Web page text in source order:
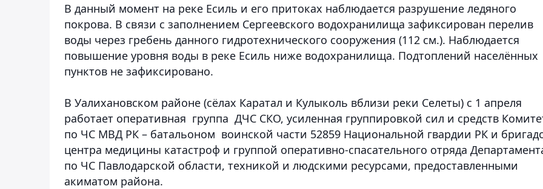
В данный момент на реке Есиль и его притоках наблюдается разрушение ледяного
покрова. В связи с заполнением Сергеевского водохранилища зафиксирован перелив
воды через гребень данного гидротехнического сооружения (112 см.). Наблюдается
повышение уровня воды в реке Есиль ниже водохранилища. Подтоплений населённых
пунктов не зафиксировано.
В Уалихановском районе (сёлах Каратал и Кулыколь вблизи реки Селеты) с 1 апреля
работает оперативная группа ДЧС СКО, усиленная группировкой сил и средств
по ЧС МВД РК – батальоном воинской части 52859 Национальной гвардии РК и
центра медицины катастроф и группой оперативно-спасательного отряда
по ЧС Павлодарской области, техникой и людскими ресурсами, предоставленными
акиматом района.